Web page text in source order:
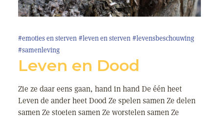
#emoties en sterven #leven en sterven #levensbeschouwing
#samenleving
Leven en Dood
Zie ze daar eens gaan, hand in hand De één heet
Leven de ander heet Dood Ze spelen samen Ze delen
samen Ze stoeien samen Ze worstelen samen Ze